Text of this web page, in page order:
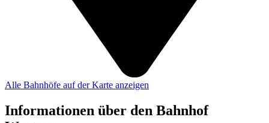
Alle Bahnhöfe auf der Karte anzeigen
Informationen über den Bahnhof